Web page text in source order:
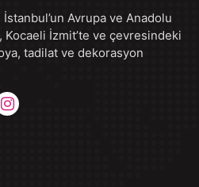
Avrupa ve Anadolu
Kocaeli İzmit’te ve çevresindeki
tadilat ve dekorasyon